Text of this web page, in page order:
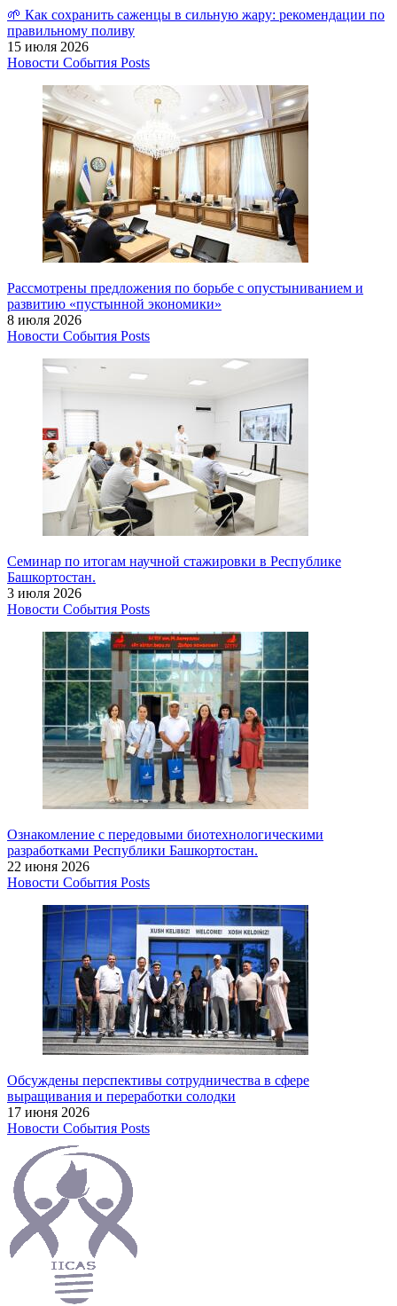
🌱 Как сохранить саженцы в сильную жару: рекомендации по
правильному поливу
15 июля 2026
Новости События Posts
Рассмотрены предложения по борьбе с опустыниванием и
развитию «пустынной экономики»
8 июля 2026
Новости События Posts
Семинар по итогам научной стажировки в Республике
Башкортостан.
3 июля 2026
Новости События Posts
Ознакомление с передовыми биотехнологическими
разработками Республики Башкортостан.
22 июня 2026
Новости События Posts
Обсуждены перспективы сотрудничества в сфере
выращивания и переработки солодки
17 июня 2026
Новости События Posts